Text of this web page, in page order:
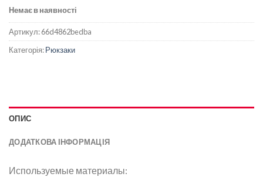
Немає в наявності
Артикул:66d4862bedba
Категорія:Рюкзаки
ОПИС
ДОДАТКОВА ІНФОРМАЦІЯ
Используемые материалы: